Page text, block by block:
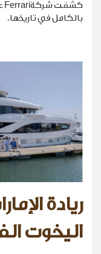
بالكامل في تاريخها.
ريادة
اليخوت